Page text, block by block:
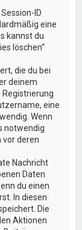
ID
eine
kannst du
löschen“
die du bei
deinem
Registrierung
eine
Wenn
notwendig
vor deren
Nachricht
Daten
du einen
In diesen
Die
Aktionen